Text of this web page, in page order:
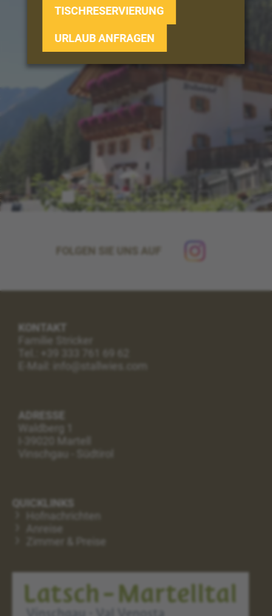
FOLGEN SIE UNS AUF
KONTAKT
Familie Stricker
Tel.:
+39 333 761 69 62
E-Mail: info@stallwies.com
ADRESSE
Waldberg 1
I-39020 Martell
Vinschgau - Südtirol
QUICKLINKS
Hofnachrichten
Anreise
Zimmer & Preise
TISCHRESERVIERUNG
URLAUB ANFRAGEN